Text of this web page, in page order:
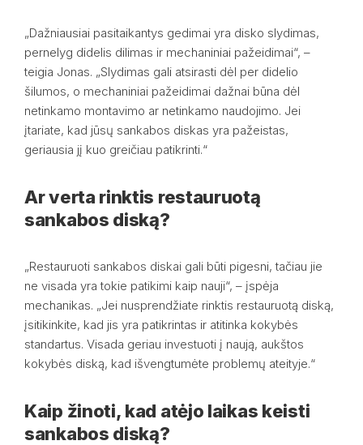
„Dažniausiai pasitaikantys gedimai yra disko slydimas,
pernelyg didelis dilimas ir mechaniniai pažeidimai“, –
teigia Jonas. „Slydimas gali atsirasti dėl per didelio
šilumos, o mechaniniai pažeidimai dažnai būna dėl
netinkamo montavimo ar netinkamo naudojimo. Jei
įtariate, kad jūsų sankabos diskas yra pažeistas,
geriausia jį kuo greičiau patikrinti.“
Ar verta rinktis restauruotą
sankabos diską?
„Restauruoti sankabos diskai gali būti pigesni, tačiau jie
ne visada yra tokie patikimi kaip nauji“, – įspėja
mechanikas. „Jei nusprendžiate rinktis restauruotą diską,
įsitikinkite, kad jis yra patikrintas ir atitinka kokybės
standartus. Visada geriau investuoti į naują, aukštos
kokybės diską, kad išvengtumėte problemų ateityje.“
Kaip žinoti, kad atėjo laikas keisti
sankabos diską?